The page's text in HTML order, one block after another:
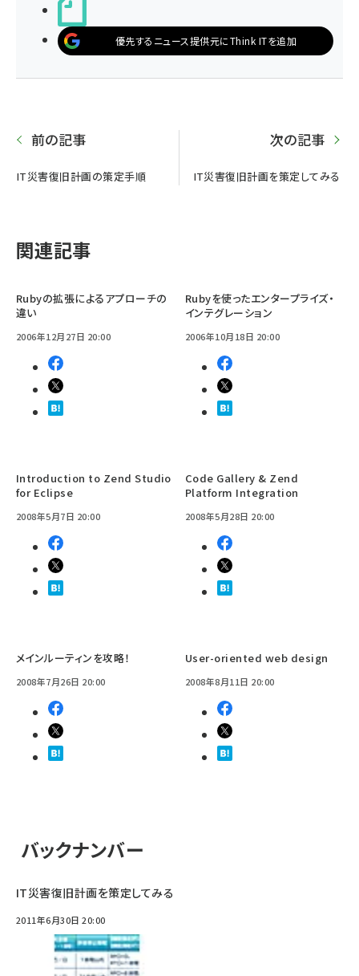
優先するニュース提供元にThink ITを追加
前の記事
IT災害復旧計画の策定手順
次の記事
IT災害復旧計画を策定してみる
関連記事
Rubyの拡張によるアプローチの
違い
2006年12月27日 20:00
Rubyを使ったエンタープライズ・
インテグレーション
2006年10月18日 20:00
Introduction to Zend Studio
for Eclipse
2008年5月7日 20:00
Code Gallery & Zend
Platform Integration
2008年5月28日 20:00
メインルーティンを攻略！
2008年7月26日 20:00
User-oriented web design
2008年8月11日 20:00
バックナンバー
IT災害復旧計画を策定してみる
2011年6月30日 20:00